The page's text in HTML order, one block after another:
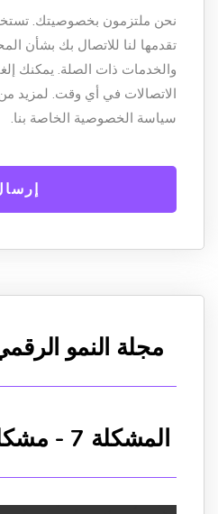
تقدمها لنا للاتصال بك بشأن
والخدمات ذات الصلة. يمكنك
الاتصالات في أي وقت. لمزيد
سياسة الخصوصية الخاصة بنا.
مجلة النمو الرقمي -
المشكلة 7 - مشكلة رحلة العميل